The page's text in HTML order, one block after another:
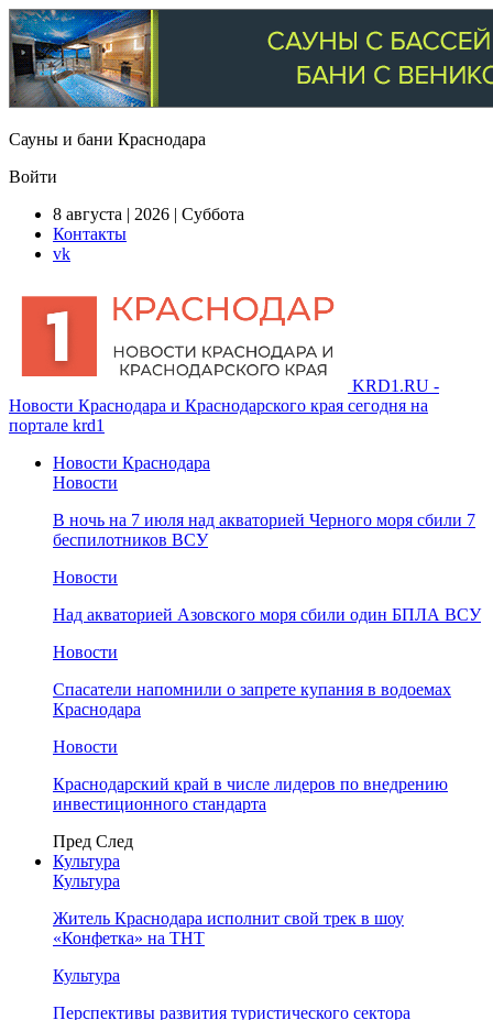
Сауны и бани Краснодара
Войти
8 августа | 2026 | Суббота
Контакты
vk
KRD1.RU -
Новости Краснодара и Краснодарского края сегодня на
портале krd1
Новости Краснодара
Новости
В ночь на 7 июля над акваторией Черного моря сбили 7
беспилотников ВСУ
Новости
Над акваторией Азовского моря сбили один БПЛА ВСУ
Новости
Спасатели напомнили о запрете купания в водоемах
Краснодара
Новости
Краснодарский край в числе лидеров по внедрению
инвестиционного стандарта
Пред След
Культура
Культура
Житель Краснодара исполнит свой трек в шоу
«Конфетка» на ТНТ
Культура
Перспективы развития туристического сектора